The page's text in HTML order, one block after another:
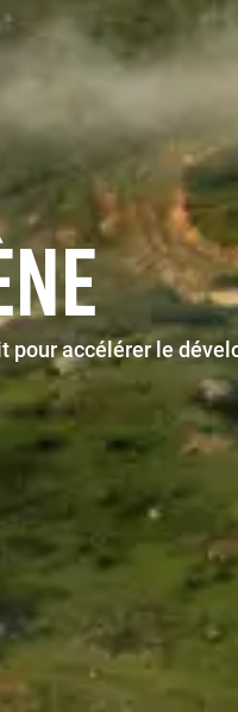
pour accélérer le